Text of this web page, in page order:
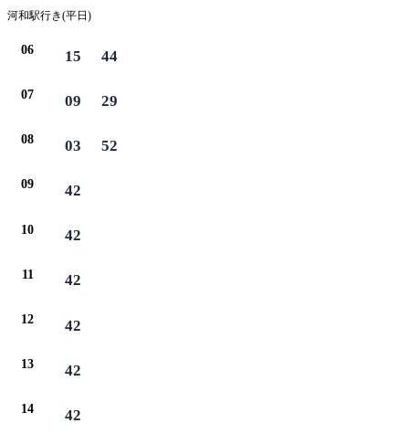
河和駅行き(平日)
06 15 44
07 09 29
08 03 52
09 42
10 42
11 42
12 42
13 42
14 42